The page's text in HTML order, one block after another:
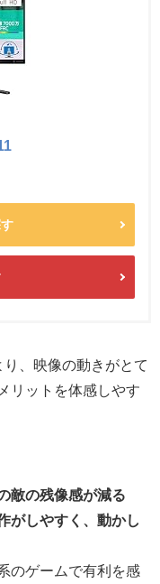
、映像の動きがとて
リットを体感しやす
敵の残像感が減る
がしやすく、動かし
のゲームで有利を感